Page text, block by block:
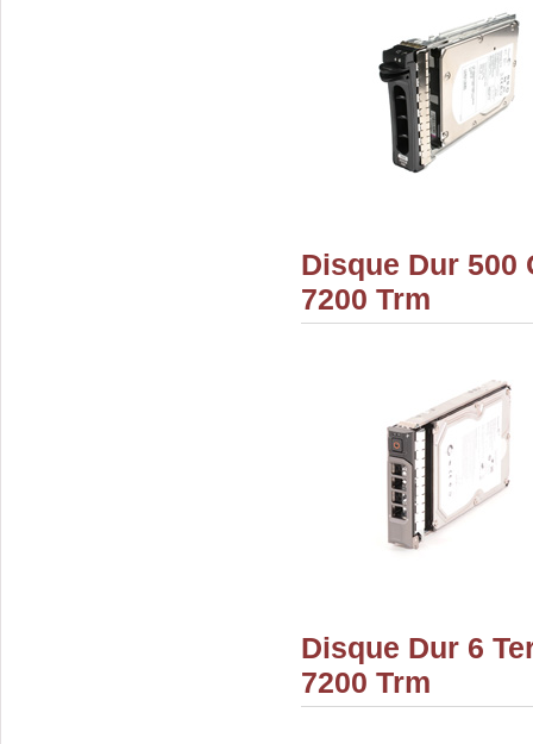
Disque Dur 500
7200 Trm
Disque Dur 6
7200 Trm